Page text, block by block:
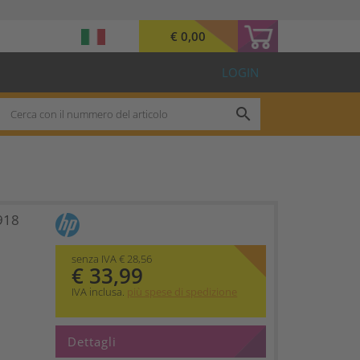
€ 0,00
LOGIN
search
senza IVA € 28,56
€ 33,99
IVA inclusa. più spese di spedizione
Dettagli